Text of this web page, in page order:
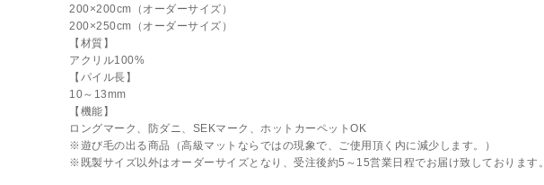
200×200cm（オーダーサイズ）
200×250cm（オーダーサイズ）
【材質】
アクリル100%
【パイル長】
10～13mm
【機能】
ロングマーク、防ダニ、SEKマーク、ホットカーペットOK
※遊び毛の出る商品（高級マットならではの現象で、ご使用頂く内に減少します。）
※既製サイズ以外はオーダーサイズとなり、受注後約5～15営業日程でお届け致しております。